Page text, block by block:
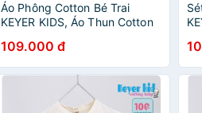
Áo Phông Cotton Bé Trai
KEYER KIDS, Áo Thun Cotton
Mềm Mịn Hình in Đẹp Sắc Nét
AT56
109.000 đ